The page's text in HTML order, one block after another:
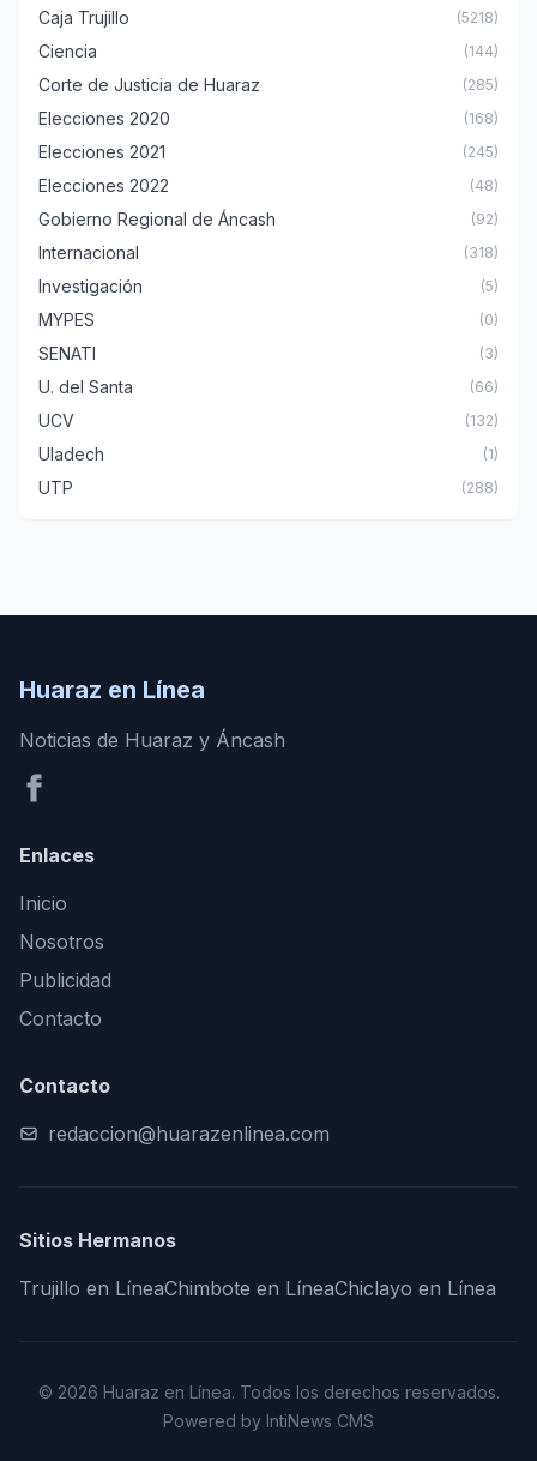
Caja Trujillo (5218)
Ciencia (144)
Corte de Justicia de Huaraz (285)
Elecciones 2020 (168)
Elecciones 2021 (245)
Elecciones 2022 (48)
Gobierno Regional de Áncash (92)
Internacional (318)
Investigación (5)
MYPES (0)
SENATI (3)
U. del Santa (66)
UCV (132)
Uladech (1)
UTP (288)
Huaraz en Línea
Noticias de Huaraz y Áncash
Enlaces
Inicio
Nosotros
Publicidad
Contacto
Contacto
redaccion@huarazenlinea.com
Sitios Hermanos
Trujillo en LíneaChimbote en LíneaChiclayo en Línea
© 2026 Huaraz en Línea. Todos los derechos reservados.
Powered by IntiNews CMS